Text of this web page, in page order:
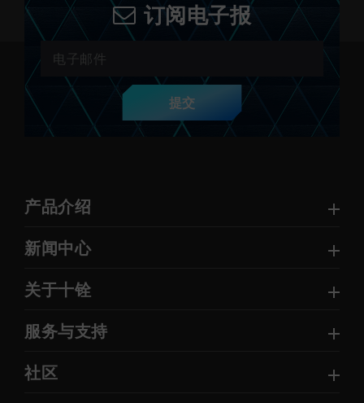
订阅电子报
提交
产品介绍
新闻中心
关于十铨
服务与支持
社区